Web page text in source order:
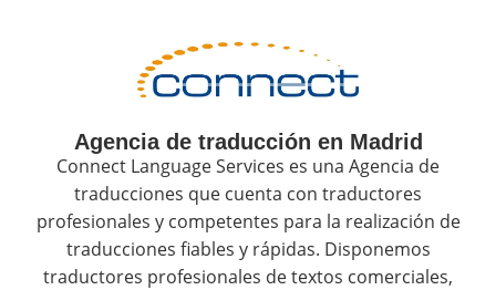
Agencia de traducción en Madrid
Connect Language Services es una Agencia de
traducciones que cuenta con traductores
profesionales y competentes para la realización de
traducciones fiables y rápidas. Disponemos
traductores profesionales de textos comerciales,